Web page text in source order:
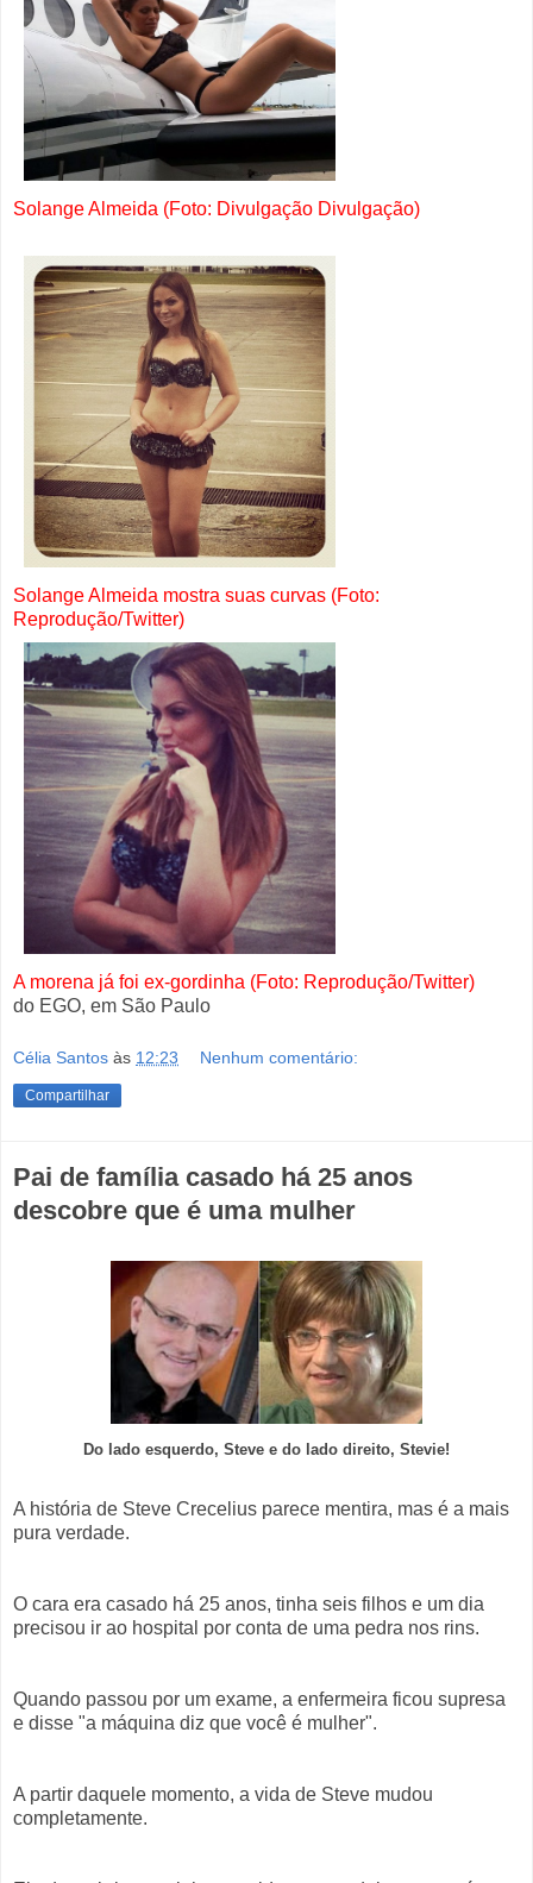
Solange Almeida (Foto: Divulgação Divulgação)
Solange Almeida mostra suas curvas (Foto:
Reprodução/Twitter)
A morena já foi ex-gordinha (Foto: Reprodução/Twitter)
do EGO, em São Paulo
Célia Santos às 12:23 Nenhum comentário:
Compartilhar
Pai de família casado há 25 anos
descobre que é uma mulher
Do lado esquerdo, Steve e do lado direito, Stevie!
A história de Steve Crecelius parece mentira, mas é a mais
pura verdade.
O cara era casado há 25 anos, tinha seis filhos e um dia
precisou ir ao hospital por conta de uma pedra nos rins.
Quando passou por um exame, a enfermeira ficou supresa
e disse "a máquina diz que você é mulher".
A partir daquele momento, a vida de Steve mudou
completamente.